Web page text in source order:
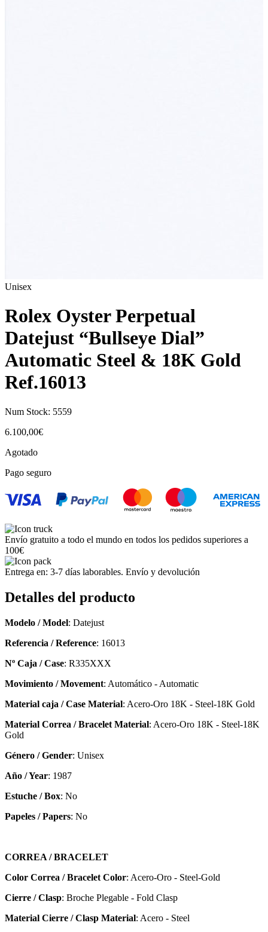
Unisex
Rolex Oyster Perpetual
Datejust “Bullseye Dial”
Automatic Steel & 18K Gold
Ref.16013
Num Stock: 5559
6.100,00€
Agotado
Pago seguro
Envío gratuito a todo el mundo en todos los pedidos superiores a
100€
Entrega en: 3-7 días laborables. Envío y devolución
Detalles del producto
Modelo / Model: Datejust
Referencia / Reference: 16013
Nº Caja / Case: R335XXX
Movimiento / Movement: Automático - Automatic
Material caja / Case Material: Acero-Oro 18K - Steel-18K Gold
Material Correa / Bracelet Material: Acero-Oro 18K - Steel-18K
Gold
Género / Gender: Unisex
Año / Year: 1987
Estuche / Box: No
Papeles / Papers: No
CORREA / BRACELET
Color Correa / Bracelet Color: Acero-Oro - Steel-Gold
Cierre / Clasp: Broche Plegable - Fold Clasp
Material Cierre / Clasp Material: Acero - Steel